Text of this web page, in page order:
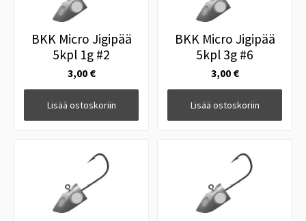
BKK Micro Jigipää
5kpl 1g #2
3,00 €
Lisää ostoskoriin
BKK Micro Jigipää
5kpl 3g #6
3,00 €
Lisää ostoskoriin